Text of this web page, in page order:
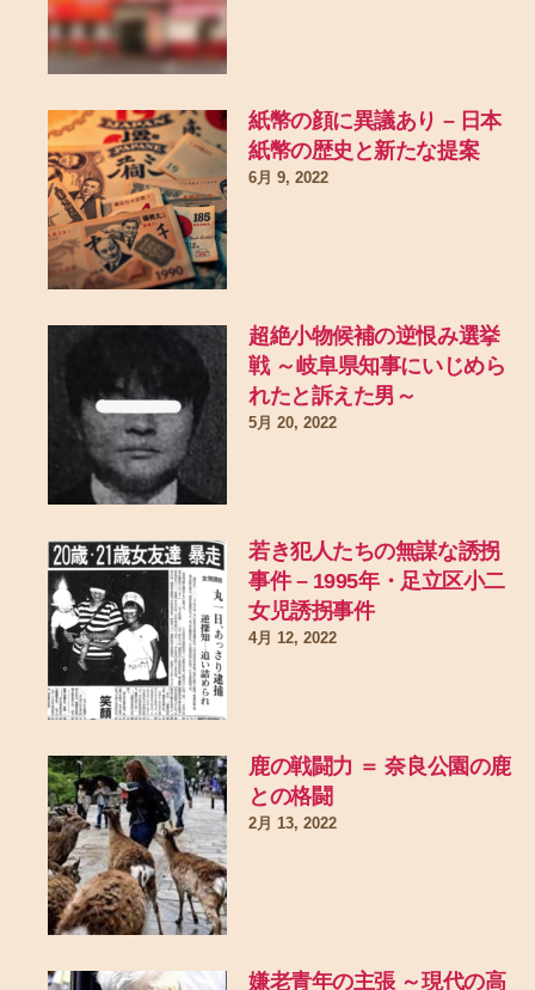
紙幣の顔に異議あり – 日本
紙幣の歴史と新たな提案
6月 9, 2022
超絶小物候補の逆恨み選挙
戦 ～岐阜県知事にいじめら
れたと訴えた男～
5月 20, 2022
若き犯人たちの無謀な誘拐
事件 – 1995年・足立区小二
女児誘拐事件
4月 12, 2022
鹿の戦闘力 ＝ 奈良公園の鹿
との格闘
2月 13, 2022
嫌老青年の主張 ～現代の高